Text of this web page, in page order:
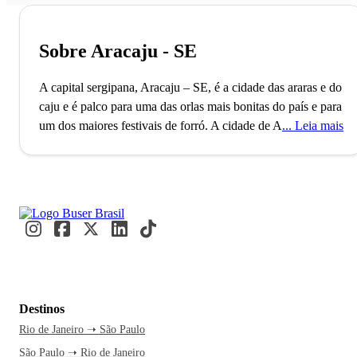
Sobre Aracaju - SE
A capital sergipana, Aracaju – SE, é a cidade das araras e do
caju e é palco para uma das orlas mais bonitas do país e para
um dos maiores festivais de forró. A cidade de Aracaju é a
menor custo de vida do Brasil, é um importante centro
urbano, econômico, cultural e político para o país. Além
cidade vem do termo tupi “ará kâiu” que significa “cajueiro
das araras” e foi inspirado nos inúmeros cajueiros
Leia mais
Destinos
Rio de Janeiro ➝ São Paulo
São Paulo ➝ Rio de Janeiro